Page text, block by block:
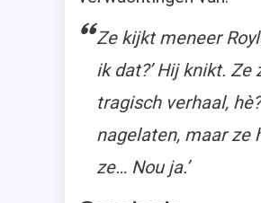
Ze kijkt meneer
ik dat?’ Hij knikt. Ze
tragisch verhaal,
nagelaten, maar ze
ze… Nou ja.’